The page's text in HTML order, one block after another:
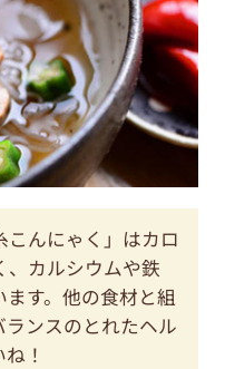
んにゃく」はカロ
、カルシウムや鉄
す。他の食材と組
ンスのとれたヘル
！